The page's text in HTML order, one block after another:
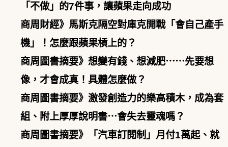
「不做」的7件事，讓蘋果走向成功
商周財經》馬斯克隔空對庫克開戰「會自己產手
機」！怎麼跟蘋果槓上的？
商周圖書摘要》想變有錢、想減肥⋯⋯先要想
像，才會成真！具體怎麼做？
商周圖書摘要》激發創造力的樂高積木，成為套
組、附上厚厚說明書⋯會失去靈魂嗎？
商周圖書摘要》「汽車訂閱制」月付1萬起、就